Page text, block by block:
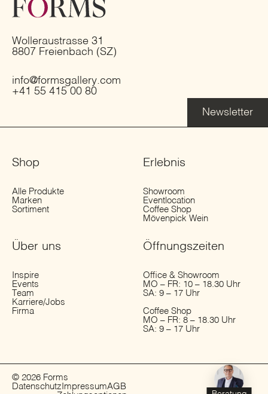
Wolleraustrasse 31
8807 Freienbach (SZ)
info@formsgallery.com
+41 55 415 00 80
Newsletter
Shop
Alle Produkte
Marken
Sortiment
Erlebnis
Showroom
Eventlocation
Coffee Shop
Mövenpick Wein
Über uns
Inspire
Events
Team
Karriere/Jobs
Firma
Öffnungs­zeiten
Office & Showroom
MO – FR: 10 – 18.30 Uhr
SA: 9 – 17 Uhr
Coffee Shop
MO – FR: 8 – 18.30 Uhr
SA: 9 – 17 Uhr
© 2026 Forms
Datenschutz ImpressumAGB